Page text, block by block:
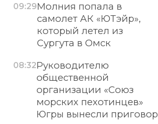
09:29Молния попала в
самолет АК «ЮТэйр»,
который летел из
Сургута в Омск
08:32Руководителю
общественной
организации «Союз
морских пехотинцев»
Югры вынесли приговор